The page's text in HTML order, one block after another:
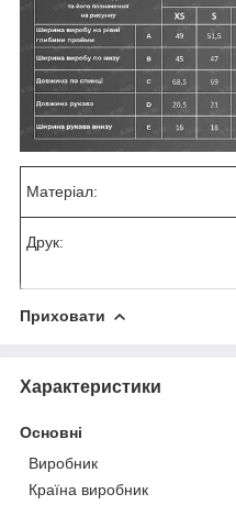
Матеріал:
Друк:
Приховати
Характеристики
Основні
Виробник
Країна виробник